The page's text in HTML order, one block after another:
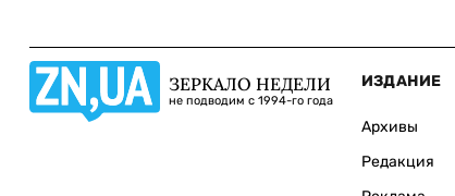
ЗЕРКАЛО НЕДЕЛИ
не подводим с 1994-го года
ИЗДАНИЕ
Архивы
Редакция